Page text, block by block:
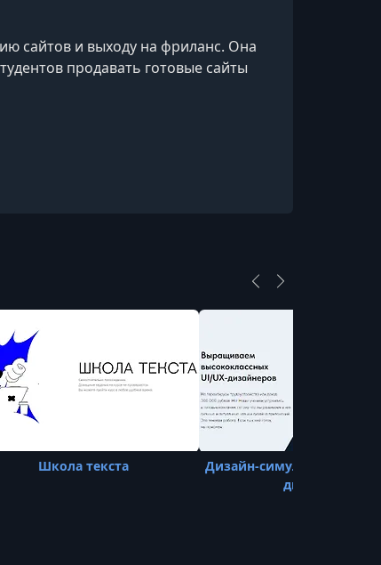
сайтов и выходу на фриланс. Она
продавать готовые сайты
Школа текста
Дизайн-симулятор:
дизайнер